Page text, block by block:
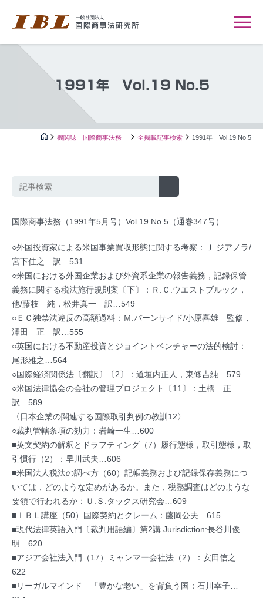
1991年 Vol.19 No.5
機関誌「国際商事法務」 全掲載記事検索 1991年 Vol.19 No.5
国際商事法務（1991年5月号）Vol.19 No.5（通巻347号）
○外国投資家による米国事業買収形態に関する考察：Ｊ.ジアノラ/
宮下佳之 訳…531
○米国における外国企業および外資系企業の報告義務，記録保管
義務に関する税法施行規則案〔下〕：Ｒ.Ｃ.ウエストブルック，
他/藤枝 純，松井真一 訳…549
○ＥＣ独禁法違反の高額過料：Ｍ.バーンサイド/小原喜雄 監修，
澤田 正 訳…555
○英国における不動産投資とジョイントベンチャーの法的検討：
尾形雅之…564
○国際経済関係法〔翻訳〕〔2〕：道垣内正人，東條吉純…579
○米国法律協会の会社の管理プロジェクト〔11〕：土橋 正
訳…589
〈日本企業の関連する国際取引判例の教訓12〉
○裁判管轄条項の効力：岩崎一生…600
■英文契約の解釈とドラフティング（7）履行態様，取引態様，取
引慣行（2）：早川武夫…606
■米国法人税法の調べ方（60）記帳義務および記録保存義務につ
いては，どのような定めがあるか。また，税務調査はどのような
要領で行われるか：Ｕ.Ｓ.タックス研究会…609
■ＩＢＬ講座（50）国際契約とクレーム：藤岡公夫…615
■現代法律英語入門〔裁判用語編〕第2講 Jurisdiction:長谷川俊
明…620
■アジア会社法入門（17）ミャンマー会社法（2）：安田信之…
622
■リーガルマインド 「豊かな老い」を背負う国：石川幸子…